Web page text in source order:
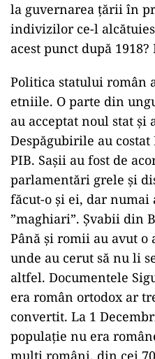
la guvernarea țării în
indivizilor ce-l
acest punct după
Politica statului român
etniile. O parte din
au acceptat noul stat și
Despăgubirile au
PIB. Sașii au fost de
parlamentări grele și
făcut-o și ei, dar numai
”maghiari”. Șvabii din
Până și romii au avut o
unde au cerut să nu li
altfel. Documentele
era român ortodox ar
convertit. La 1
populație nu era
mulți români, din cei